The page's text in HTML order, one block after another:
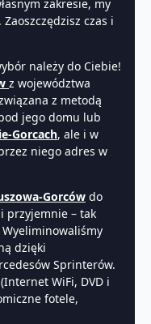
zakresie, my
czas i
należy do Ciebie!
z województwa
z metodą
jego domu lub
Gorcach, ale i w
niego adres w
Gorców do
przyjemnie – tak
dzięki
Sprinterów.
WiFi, DVD i
fotele,